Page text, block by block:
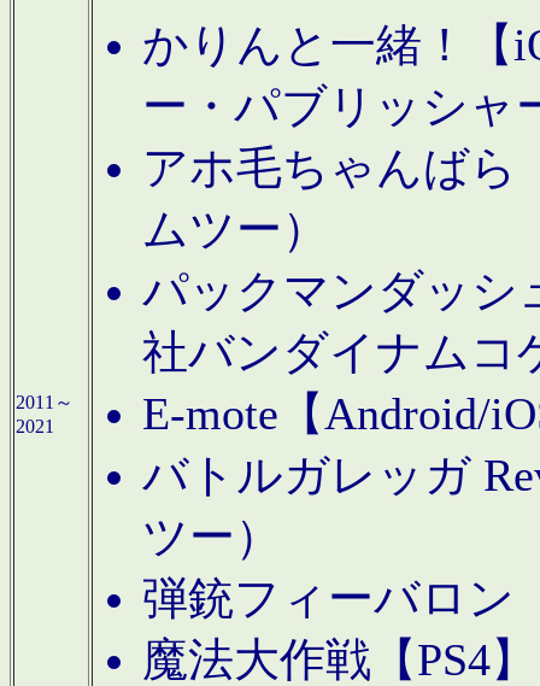
2011～
2021
かりんと一緒！【
ー・パブリッシャ
アホ毛ちゃんばら
ムツー）
パックマンダッシ
社バンダイナムコ
E-mote【Android/
バトルガレッガ
ツー）
弾銃フィーバロン
魔法大作戦【PS4